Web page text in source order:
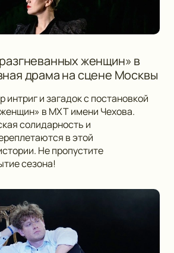
женщин» в
драма на сцене Москвы
интриг и загадок с постановкой
в МХТ имени Чехова.
солидарность и
в этой
Не пропустите
сезона!